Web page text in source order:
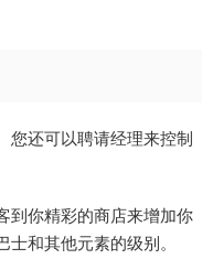
您还可以聘请经理来控制
到你精彩的商店来增加你
和其他元素的级别。